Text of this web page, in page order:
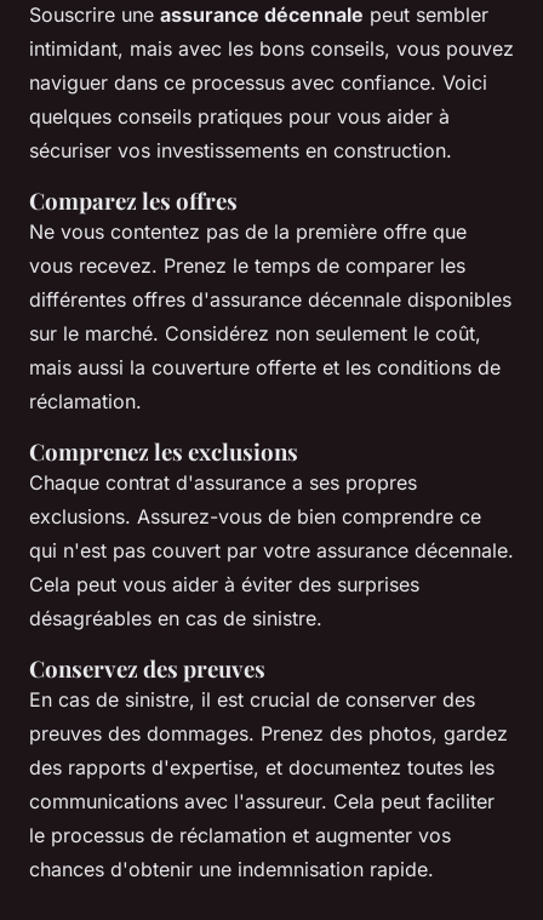
Souscrire une assurance décennale peut sembler
intimidant, mais avec les bons conseils, vous pouvez
naviguer dans ce processus avec confiance. Voici
quelques conseils pratiques pour vous aider à
sécuriser vos investissements en construction.
Comparez les offres
Ne vous contentez pas de la première offre que
vous recevez. Prenez le temps de comparer les
différentes offres d'assurance décennale disponibles
sur le marché. Considérez non seulement le coût,
mais aussi la couverture offerte et les conditions de
réclamation.
Comprenez les exclusions
Chaque contrat d'assurance a ses propres
exclusions. Assurez-vous de bien comprendre ce
qui n'est pas couvert par votre assurance décennale.
Cela peut vous aider à éviter des surprises
désagréables en cas de sinistre.
Conservez des preuves
En cas de sinistre, il est crucial de conserver des
preuves des dommages. Prenez des photos, gardez
des rapports d'expertise, et documentez toutes les
communications avec l'assureur. Cela peut faciliter
le processus de réclamation et augmenter vos
chances d'obtenir une indemnisation rapide.